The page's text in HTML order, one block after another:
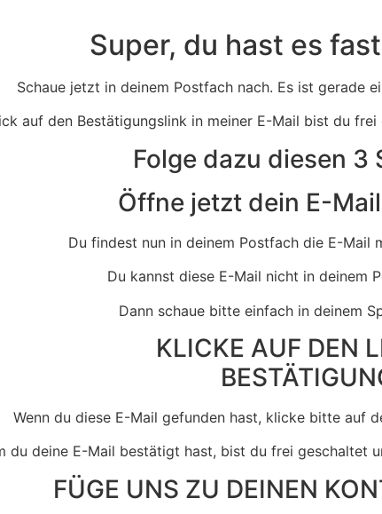
Super, du hast es
Schaue jetzt in deinem Postfach nach. Es ist gerade
auf den Bestätigungslink in meiner E-Mail bist du
Folge dazu diesen 3
Öffne jetzt dein E-
Du findest nun in deinem Postfach die E-Mail
Du kannst diese E-Mail nicht in deinem
Dann schaue bitte einfach in deinem
KLICKE AUF DEN
Wenn du diese E-Mail gefunden hast, klicke bitte auf
du deine E-Mail bestätigt hast, bist du frei geschaltet
FÜGE UNS ZU DEINEN